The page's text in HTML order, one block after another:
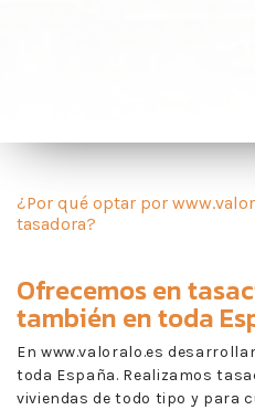
¿Por qué optar por
tasadora?
Ofrecemos en
también en toda
En www.valoralo.es
toda España. Realizamos
viviendas de todo tipo y para